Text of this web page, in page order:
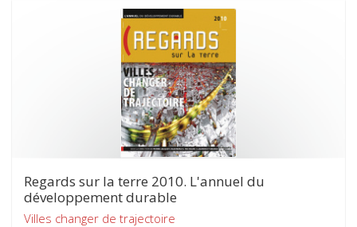
Regards sur la terre 2010. L'annuel du
développement durable
Villes changer de trajectoire